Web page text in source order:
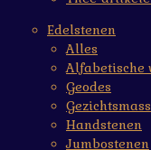
Edelstenen
Alles
Alfabetische
Geodes
Handstenen
Jumbostenen